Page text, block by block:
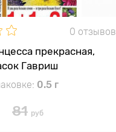
0 отзывов
прекрасная,
Гавриш
0.5 г
81 руб